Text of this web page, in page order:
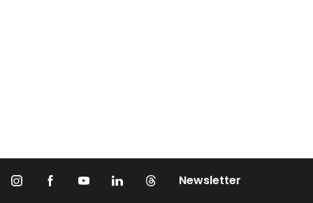
Newsletter